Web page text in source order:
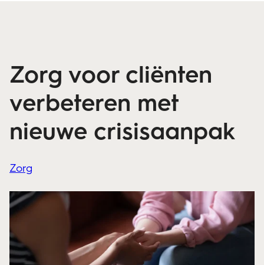
Zorg voor cliënten
verbeteren met
nieuwe crisisaanpak
Zorg